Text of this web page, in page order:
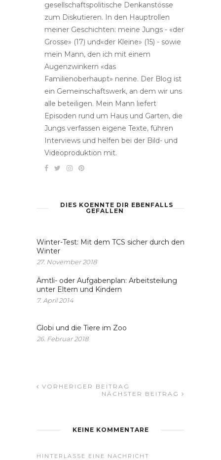
gesellschaftspolitische Denkanstösse
zum Diskutieren. In den Hauptrollen
meiner Geschichten: meine Jungs - «der
Grosse» (17) und«der Kleine» (15) - sowie
mein Mann, den ich mit einem
Augenzwinkern «das
Familienoberhaupt» nenne. Der Blog ist
ein Gemeinschaftswerk, an dem wir uns
alle beteiligen. Mein Mann liefert
Episoden rund um Haus und Garten, die
Jungs verfassen eigene Texte, führen
Interviews und helfen bei der Bild- und
Videoproduktion mit.
DIES KOENNTE DIR EBENFALLS
GEFALLEN
Winter-Test: Mit dem TCS sicher durch den
Winter
27. November 2018
Ämtli- oder Aufgabenplan: Arbeitsteilung
unter Eltern und Kindern
7. April 2014
Globi und die Tiere im Zoo
26. Februar 2018
VORHERIGER BEITRAG
NÄCHSTER BEITRAG
KEINE KOMMENTARE
HINTERLASSE EINE NACHRICHT